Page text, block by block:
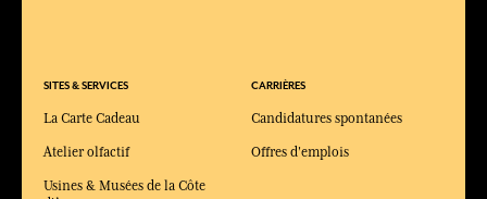
SITES & SERVICES
La Carte Cadeau
Atelier olfactif
Usines & Musées de la Côte
CARRIÈRES
Candidatures spontanées
Offres d'emplois